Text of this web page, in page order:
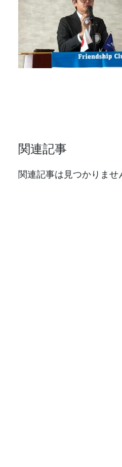
関連記事
関連記事は見つかりませ